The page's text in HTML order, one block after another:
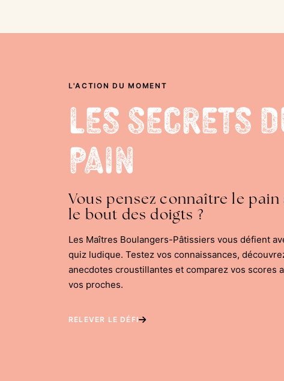
L'ACTION DU MOMENT
Les Secrets
Pain
Vous pensez connaître le pain
le bout des doigts ?
Les Maîtres Boulangers-Pâtissiers vous défient
quiz ludique. Testez vos connaissances,
anecdotes croustillantes et comparez vos scores
vos proches.
RELEVER LE DÉFI